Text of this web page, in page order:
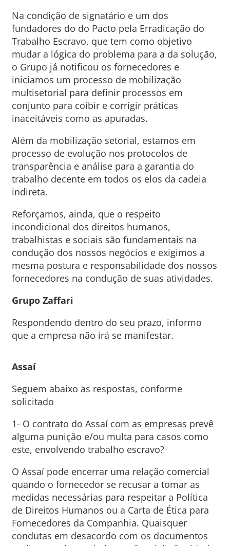
Na condição de signatário e um dos
fundadores do do Pacto pela Erradicação do
Trabalho Escravo, que tem como objetivo
mudar a lógica do problema para a da solução,
o Grupo já notificou os fornecedores e
iniciamos um processo de mobilização
multisetorial para definir processos em
conjunto para coibir e corrigir práticas
inaceitáveis como as apuradas.
Além da mobilização setorial, estamos em
processo de evolução nos protocolos de
transparência e análise para a garantia do
trabalho decente em todos os elos da cadeia
indireta.
Reforçamos, ainda, que o respeito
incondicional dos direitos humanos,
trabalhistas e sociais são fundamentais na
condução dos nossos negócios e exigimos a
mesma postura e responsabilidade dos nossos
fornecedores na condução de suas atividades.
Grupo Zaffari
Respondendo dentro do seu prazo, informo
que a empresa não irá se manifestar.
Assaí
Seguem abaixo as respostas, conforme
solicitado
1- O contrato do Assaí com as empresas prevê
alguma punição e/ou multa para casos como
este, envolvendo trabalho escravo?
O Assaí pode encerrar uma relação comercial
quando o fornecedor se recusar a tomar as
medidas necessárias para respeitar a Política
de Direitos Humanos ou a Carta de Ética para
Fornecedores da Companhia. Quaisquer
condutas em desacordo com os documentos